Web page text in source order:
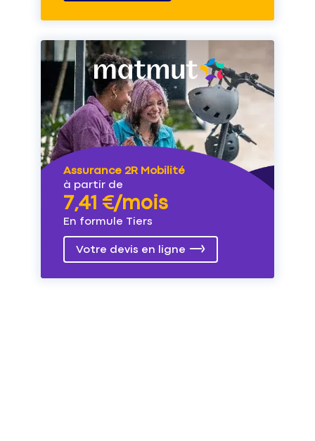
Assurance 2R Mobilité
à partir de
7,41 €/mois
En formule Tiers
Votre devis en ligne